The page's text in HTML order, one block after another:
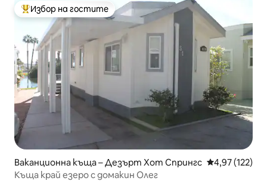
Най-популярен избор на гостите
Избор на гостите
Ваканционна къща – Дезърт Хот Спрингс Средна
4,97 (122)
Къща край езеро с домакин Олег